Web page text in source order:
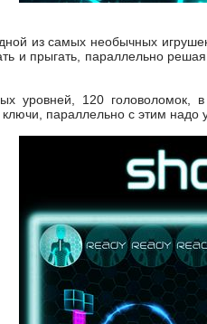
из самых необычных
и прыгать, параллельно
уровней, 120 головоломок,
параллельно с этим надо